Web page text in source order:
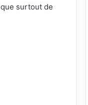
surtout de